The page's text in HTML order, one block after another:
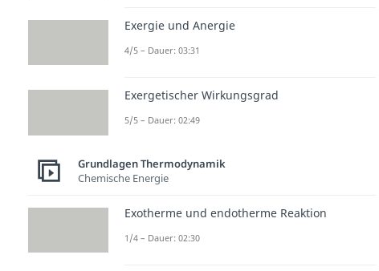
Exergie und Anergie
4/5 – Dauer: 03:31
Exergetischer Wirkungsgrad
5/5 – Dauer: 02:49
Grundlagen Thermodynamik
Chemische Energie
Exotherme und endotherme Reaktion
1/4 – Dauer: 02:30